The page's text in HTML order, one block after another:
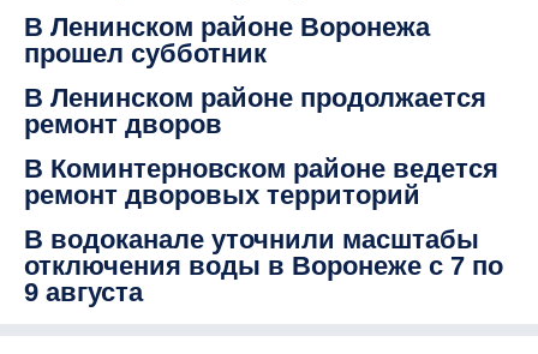
В Ленинском районе Воронежа
прошел субботник
В Ленинском районе продолжается
ремонт дворов
В Коминтерновском районе ведется
ремонт дворовых территорий
В водоканале уточнили масштабы
отключения воды в Воронеже с 7 по
9 августа